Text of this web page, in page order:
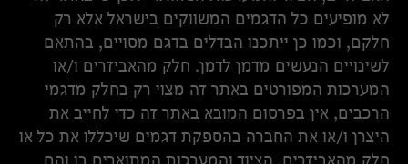
לא מופיעים כל הדגמים המשווקים בישראל אלא רק
חלקם, וכמו כן ייתכנו הבדלים בדגם מסויים, בהתאם
לשינויים הנעשים מדמן לדמן. חלק מהאביזרים ו/או
המערכות המפורטים באתר זה מצוי רק בחלק מדגמי
הרכבים, אין בפרסום המובא באתר זה כדי לחייב את
היצרן ו/או את החברה בהספקת דגמים שיכללו את כל או